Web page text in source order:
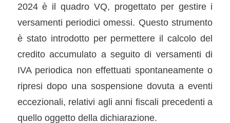
2024 è il quadro VQ, progettato per gestire i
versamenti periodici omessi. Questo strumento
è stato introdotto per permettere il calcolo del
credito accumulato a seguito di versamenti di
IVA periodica non effettuati spontaneamente o
ripresi dopo una sospensione dovuta a eventi
eccezionali, relativi agli anni fiscali precedenti a
quello oggetto della dichiarazione.